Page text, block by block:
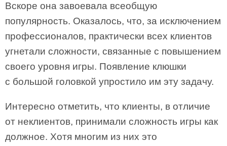
Вскоре она завоевала всеобщую
популярность. Оказалось, что, за исключением
профессионалов, практически всех клиентов
угнетали сложности, связанные с повышением
своего уровня игры. Появление клюшки
с большой головкой упростило им эту задачу.
Интересно отметить, что клиенты, в отличие
от неклиентов, принимали сложность игры как
должное. Хотя многим из них это